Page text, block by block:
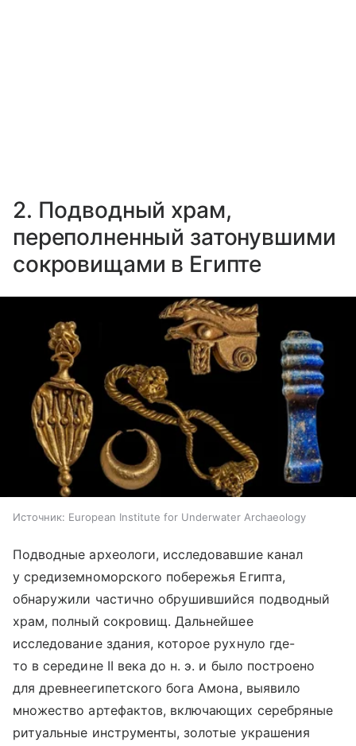
2. Подводный храм,
переполненный затонувшими
сокровищами в Египте
Источник: European Institute for Underwater Archaeology
Подводные археологи, исследовавшие канал
у средиземноморского побережья Египта,
обнаружили частично обрушившийся подводный
храм, полный сокровищ. Дальнейшее
исследование здания, которое рухнуло где-
то в середине II века до н. э. и было построено
для древнеегипетского бога Амона, выявило
множество артефактов, включающих серебряные
ритуальные инструменты, золотые украшения